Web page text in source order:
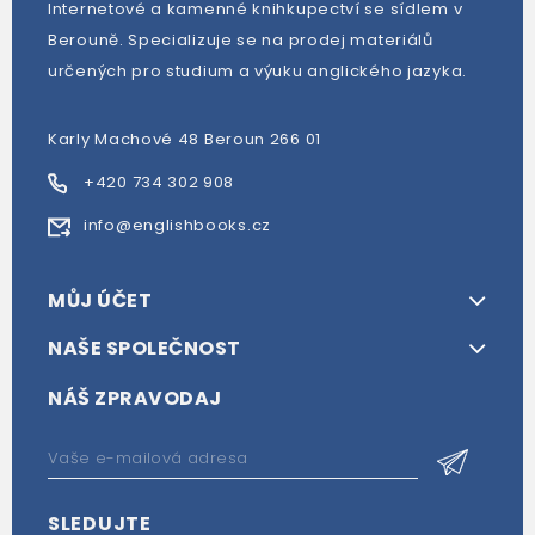
Internetové a kamenné knihkupectví se sídlem v
Berouně. Specializuje se na prodej materiálů
určených pro studium a výuku anglického jazyka.
Karly Machové 48 Beroun 266 01
+420 734 302 908
info@englishbooks.cz
MŮJ ÚČET
NAŠE SPOLEČNOST
NÁŠ ZPRAVODAJ
SLEDUJTE